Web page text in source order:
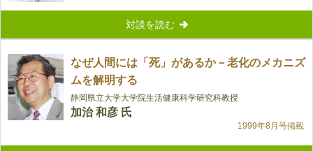
対談を読む
なぜ人間には「死」があるか－老化のメカニズ
ムを解明する
静岡県立大学大学院生活健康科学研究科教授
加治 和彦 氏
1999年8月号掲載